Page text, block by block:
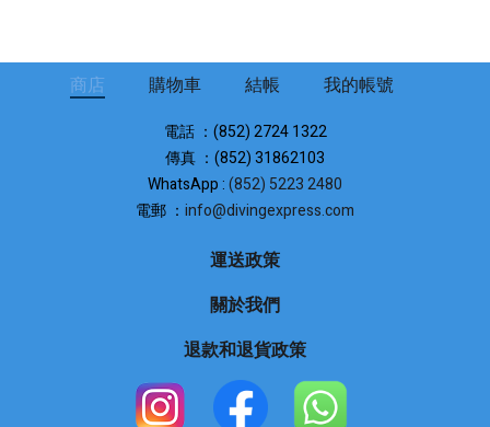
商店 購物車 結帳 我的帳號
電話 ：(852) 2724 1322
傳真 ：(852) 31862103
WhatsApp :(852) 5223 2480
電郵 ： info@divingexpress.com
運送政策
關於我們
退款和退貨政策